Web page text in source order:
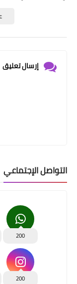
إرسال تعليق
التواصل الإجتماعي
200
200